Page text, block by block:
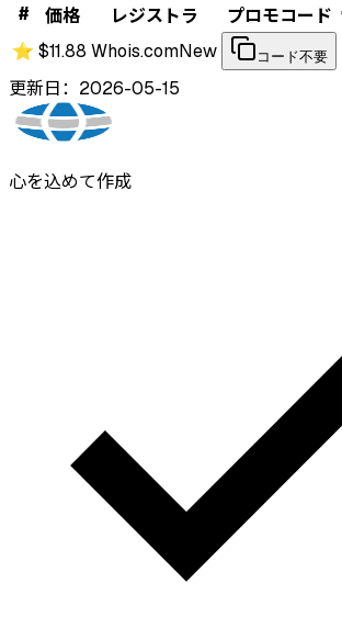
# 価格 レジストラ プロモコード
⭐ $11.88 Whois.comNew コード不要
更新日：2026-05-15
心を込めて作成